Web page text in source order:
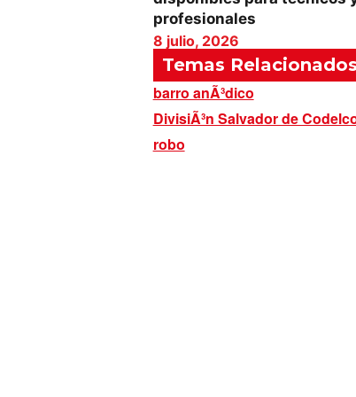
profesionales
8 julio, 2026
Temas
barro anÃ³dico
DivisiÃ³n Salvador de
robo